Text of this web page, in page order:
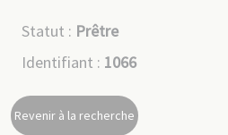
Statut : Prêtre
Identifiant : 1066
Revenir à la recherche